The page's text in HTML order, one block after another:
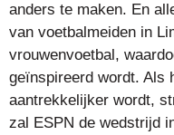
anders te maken. En
van voetbalmeiden in
vrouwenvoetbal,
geïnspireerd wordt. Als
aantrekkelijker wordt,
zal ESPN de wedstrijd